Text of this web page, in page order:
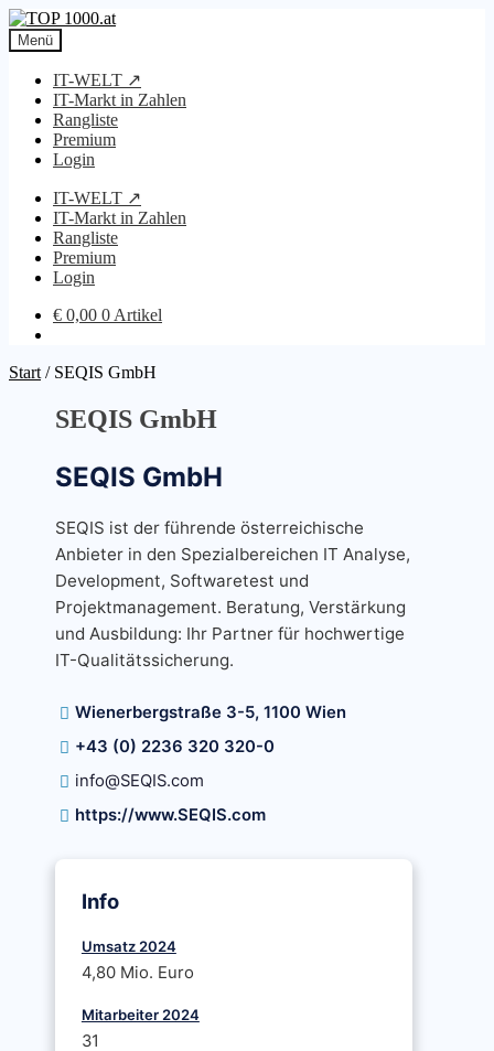
Zur
Navigation
springen
Zum
Inhalt
springen
Menü
IT-WELT ↗
IT-Markt in Zahlen
Rangliste
Premium
Login
IT-WELT ↗
IT-Markt in Zahlen
Rangliste
Premium
Login
€ 0,00 0 Artikel
Start / SEQIS GmbH
SEQIS GmbH
SEQIS GmbH
SEQIS ist der führende österreichische
Anbieter in den Spezialbereichen IT Analyse,
Development, Softwaretest und
Projektmanagement. Beratung, Verstärkung
und Ausbildung: Ihr Partner für hochwertige
IT-Qualitätssicherung.
Wienerbergstraße 3-5, 1100 Wien
+43 (0) 2236 320 320-0
info@SEQIS.com
https://www.SEQIS.com
Info
Umsatz 2024
4,80 Mio. Euro
Mitarbeiter 2024
31